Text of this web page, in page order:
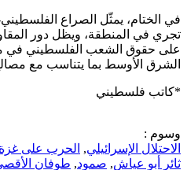
في الختام، يمثّل الصراع
تجري في المنطقة، ويظل دور
على حقوق الشعب الفلسطيني في
الشرق الأوسط بما يتناسب مع
*كاتب فلسطيني
وسوم :
الاحتلال الإسرائيلي, الحرب على غزة
ثائر أبو عياش, صمود, طوفان